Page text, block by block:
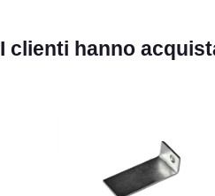
I clienti hanno